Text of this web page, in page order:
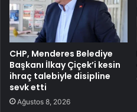
CHP, Menderes Belediye
Başkanı İlkay Çiçek’i kesin
ihraç talebiyle disipline
sevk etti
Ağustos 8, 2026